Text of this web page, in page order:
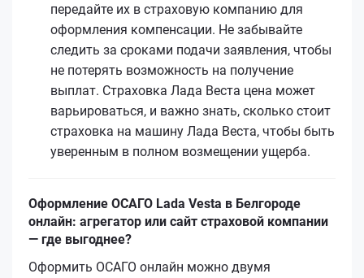
передайте их в страховую компанию для
оформления компенсации. Не забывайте
следить за сроками подачи заявления, чтобы
не потерять возможность на получение
выплат. Страховка Лада Веста цена может
варьироваться, и важно знать, сколько стоит
страховка на машину Лада Веста, чтобы быть
уверенным в полном возмещении ущерба.
Оформление ОСАГО Lada Vesta в Белгороде
онлайн: агрегатор или сайт страховой компании
— где выгоднее?
Оформить ОСАГО онлайн можно двумя